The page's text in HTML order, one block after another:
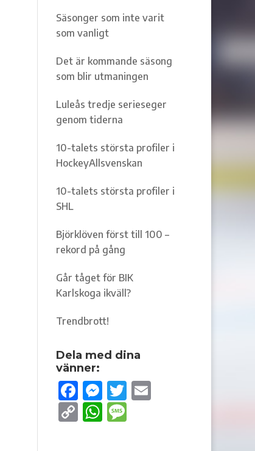
Säsonger som inte varit
som vanligt
Det är kommande säsong
som blir utmaningen
Luleås tredje serieseger
genom tiderna
10-talets största profiler i
HockeyAllsvenskan
10-talets största profiler i
SHL
Björklöven först till 100 –
rekord på gång
Går tåget för BIK
Karlskoga ikväll?
Trendbrott!
Dela med dina
vänner:
F
ac
e
M
es
se
T
w
E
C WM